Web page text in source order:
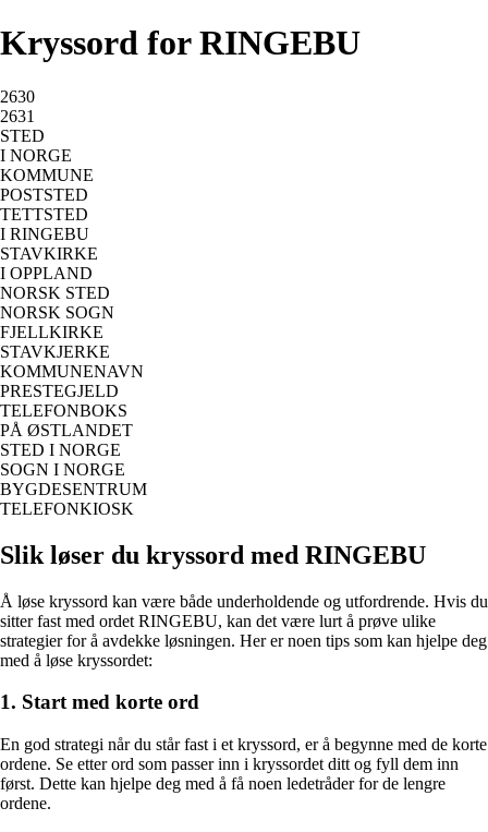
Kryssord for RINGEBU
2630
2631
STED
I NORGE
KOMMUNE
POSTSTED
TETTSTED
I RINGEBU
STAVKIRKE
I OPPLAND
NORSK STED
NORSK SOGN
FJELLKIRKE
STAVKJERKE
KOMMUNENAVN
PRESTEGJELD
TELEFONBOKS
PÅ ØSTLANDET
STED I NORGE
SOGN I NORGE
BYGDESENTRUM
TELEFONKIOSK
Slik løser du kryssord med RINGEBU
Å løse kryssord kan være både underholdende og utfordrende. Hvis du
sitter fast med ordet RINGEBU, kan det være lurt å prøve ulike
strategier for å avdekke løsningen. Her er noen tips som kan hjelpe deg
med å løse kryssordet:
1. Start med korte ord
En god strategi når du står fast i et kryssord, er å begynne med de korte
ordene. Se etter ord som passer inn i kryssordet ditt og fyll dem inn
først. Dette kan hjelpe deg med å få noen ledetråder for de lengre
ordene.